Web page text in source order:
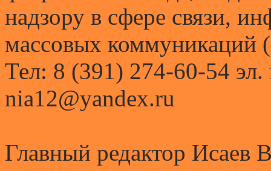
надзору в сфере связи,
массовых коммуникаций
Тел: 8 (391) 274-60-54 эл.
nia12@yandex.ru
Главный редактор Исаев